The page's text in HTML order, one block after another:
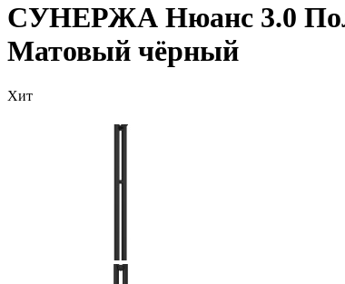
СУНЕРЖА Нюанс 3.0
Матовый чёрный
Хит